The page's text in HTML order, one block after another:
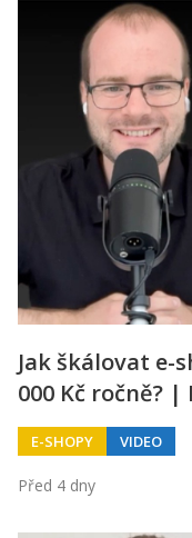
Jak škálovat e-
000 Kč ročně?
E-SHOPY VIDEO
Před 4 dny